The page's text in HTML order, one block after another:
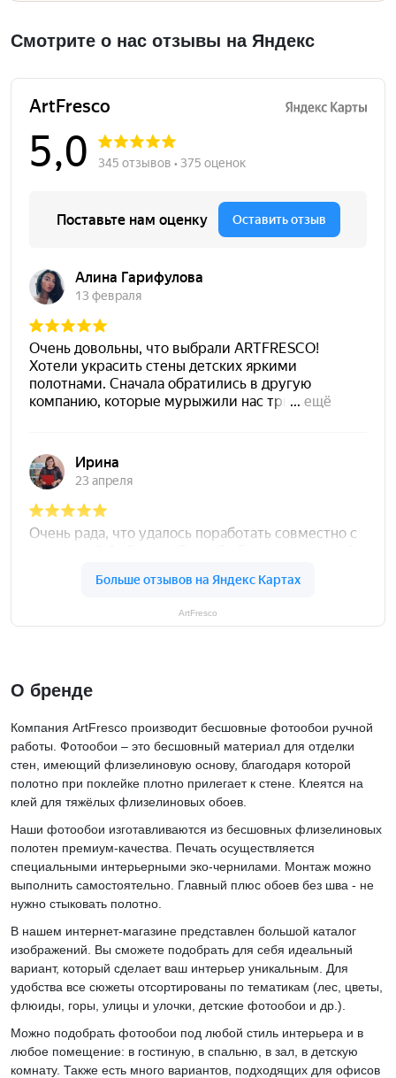
Смотрите о нас отзывы на Яндекс
ArtFresco
О бренде
Компания ArtFresco производит бесшовные фотообои ручной
работы. Фотообои – это бесшовный материал для отделки
стен, имеющий флизелиновую основу, благодаря которой
полотно при поклейке плотно прилегает к стене. Клеятся на
клей для тяжёлых флизелиновых обоев.
Наши фотообои изготавливаются из бесшовных флизелиновых
полотен премиум-качества. Печать осуществляется
специальными интерьерными эко-чернилами. Монтаж можно
выполнить самостоятельно. Главный плюс обоев без шва - не
нужно стыковать полотно.
В нашем интернет-магазине представлен большой каталог
изображений. Вы сможете подобрать для себя идеальный
вариант, который сделает ваш интерьер уникальным. Для
удобства все сюжеты отсортированы по тематикам (лес, цветы,
флюиды, горы, улицы и улочки, детские фотообои и др.).
Можно подобрать фотообои под любой стиль интерьера и в
любое помещение: в гостиную, в спальню, в зал, в детскую
комнату. Также есть много вариантов, подходящих для офисов